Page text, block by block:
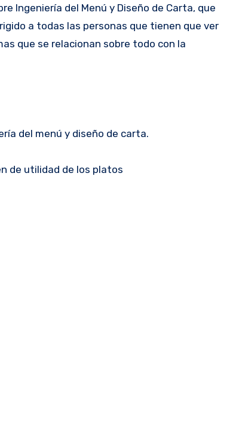
Ingeniería del Menú y Diseño de Carta, que
a todas las personas que tienen que ver
que se relacionan sobre todo con la
del menú y diseño de carta.
de utilidad de los platos